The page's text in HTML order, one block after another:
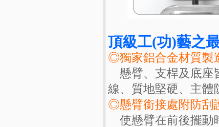
頂級工(功)藝之
◎獨家鋁合金材質製
懸臂、支桿及底座
線、質地堅硬、主體
◎懸臂銜接處附防刮
使懸臂在前後擺動